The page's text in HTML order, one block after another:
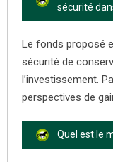
sécurité
Le fonds proposé
sécurité de
l’investissement.
perspectives de
Quel est le